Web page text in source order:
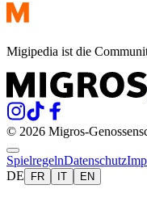
Migipedia ist die
© 2026 Migros-
SpielregelnDatenschutz
DE
FR IT EN